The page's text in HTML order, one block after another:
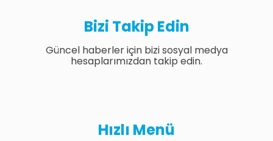
Bizi Takip Edin
Güncel haberler için bizi sosyal medya
hesaplarımızdan takip edin.
Hızlı Menü